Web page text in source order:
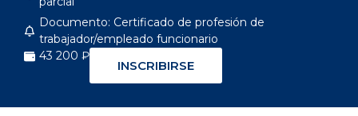
Documento: Certificado de profesión de
trabajador/empleado funcionario
43 200 ₽
INSCRIBIRSE